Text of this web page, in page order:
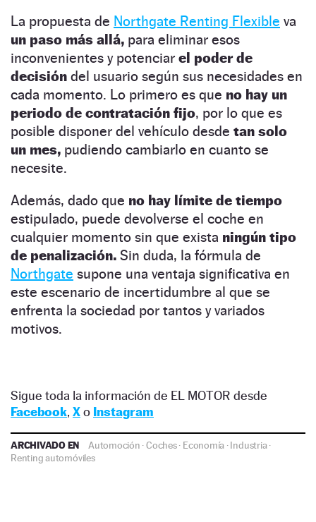
La propuesta de Northgate Renting Flexible va
un paso más allá, para eliminar esos
inconvenientes y potenciar el poder de
decisión del usuario según sus necesidades en
cada momento. Lo primero es que no hay un
periodo de contratación fijo, por lo que es
posible disponer del vehículo desde tan solo
un mes, pudiendo cambiarlo en cuanto se
necesite.
Además, dado que no hay límite de tiempo
estipulado, puede devolverse el coche en
cualquier momento sin que exista ningún tipo
de penalización. Sin duda, la fórmula de
Northgate supone una ventaja significativa en
este escenario de incertidumbre al que se
enfrenta la sociedad por tantos y variados
motivos.
Sigue toda la información de EL MOTOR desde
Facebook, Xo Instagram
ARCHIVADO EN Automoción ·Coches· Economía ·Industria·
Renting automóviles